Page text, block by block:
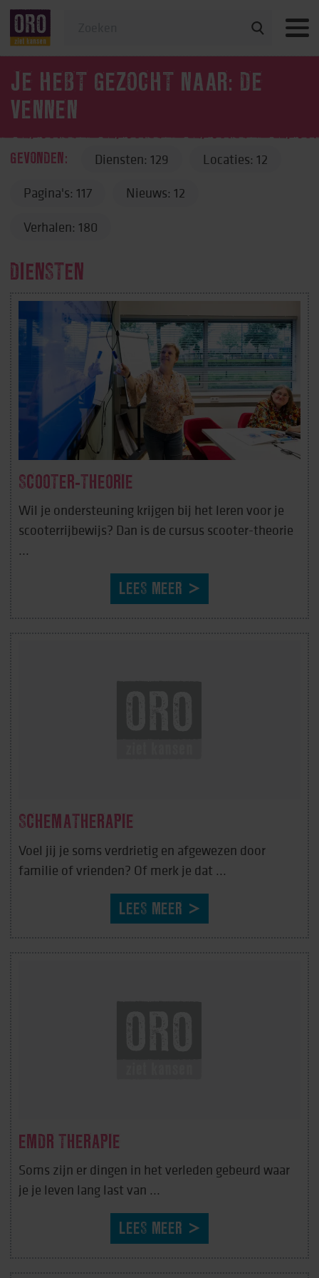
Veelgestelde vragen
JE HEBT GEZOCHT NAAR: DE
VENNEN
GEVONDEN: Diensten: 129
Locaties: 12
Pagina's: 117
Nieuws: 12
Verhalen: 180
DIENSTEN
SCOOTER-THEORIE
Wil je ondersteuning krijgen bij het leren voor je
scooterrijbewijs? Dan is de cursus scooter-theorie
...
LEES MEER
SCHEMATHERAPIE
Voel jij je soms verdrietig en afgewezen door
familie of vrienden? Of merk je dat ...
LEES MEER
EMDR THERAPIE
Soms zijn er dingen in het verleden gebeurd waar
je je leven lang last van ...
LEES MEER